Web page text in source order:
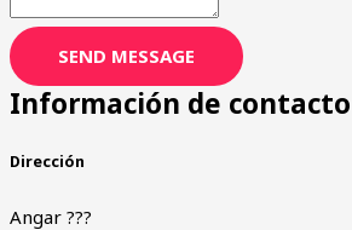
SEND MESSAGE
Información de contacto
Dirección
Angar ???